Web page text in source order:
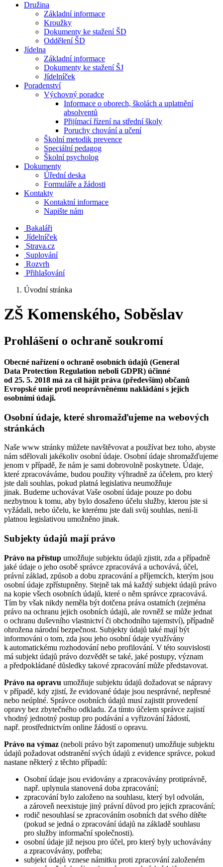
Družina
Základní informace
Kroužky
Dokumenty ke stažení ŠD
Oddělení ŠD
Jídelna
Základní informace
Dokumenty ke stažení ŠJ
Jídelníček
Poradenství
Výchovný poradce
Informace o oborech, školách a uplatnění
absolventů
Přijímací řízení na střední školy
Poruchy chování a učení
Školní metodik prevence
Speciální pedagog
Školní psycholog
Dokumenty
Úřední deska
Formuláře a žádosti
Kontakty
Kontaktní informace
Napište nám
Bakaláři
Jídelníček
Strava.cz
Suplování
Rozvrh
Přihlašování
Úvodní stránka
ZŠ Komenského, Soběslav
Prohlášení o ochraně soukromí
Obecné nařízení o ochraně osobních údajů (General
Data Protection Regulation neboli GDPR) účinné
od 25. 5. 2018 má za cíl hájit práva (především) občanů
Evropské unie proti neoprávněnému nakládání s jejich
osobními údaji.
Osobní údaje, které shromažďujeme na webových
stránkách
Naše www stránky můžete navštěvovat a používat bez toho, abyste
nám sdělovali jakékoliv osobní údaje. Osobní údaje shromažďujeme
jenom v případě, že nám je sami dobrovolně poskytnete. Údaje,
které zpracováváme, budou použity výhradně za účelem, pro který
jste dali souhlas, pokud platná legislativa neumožňuje
jinak. Budeme uchovávat Vaše osobní údaje pouze po dobu
nezbytnou k tomu, aby bylo dosaženo účelu služby, kterou jste si
vyžádali, nebo účelu, ke kterému jste dali svůj souhlas, není-li
platnou legislativou umožněno jinak.
Subjekty údajů mají právo
Právo na přístup umožňuje subjektu údajů zjistit, zda a případně
jaké údaje o jeho osobě správce zpracovává a uchovává, účel,
právní základ, způsob a dobu zpracování a příjemcích, kterým jsou
osobní údaje zpřístupněny. Stejně tak má každý subjekt údajů právo
na kopie všech osobních údajů, které o něm správce zpracovává.
Tím by však nikdy neměla být dotčena práva ostatních (zejména
právo na ochranu jejich osobních údajů, ale rovněž se může jednat
o ochranu duševního vlastnictví či obchodního tajemství), případně
ohrožena národní bezpečnost. Subjekty údajů také mají být
informováni o tom, zda jsou jeho osobní údaje využívány
k automatickému rozhodování nebo profilování. V této souvislosti
má subjekt údajů právo dozvědět se také, jaké postupy, význam
a předpokládané důsledky takové zpracování může představovat.
Právo na opravu umožňuje subjektu údajů dožadovat se nápravy
v případě, kdy zjistí, že evidované údaje jsou nesprávné, nepřesné
nebo neúplné. Správce osobních údajů musí zajistit provedení
opravy bez zbytečného odkladu. Za tímto účelem správce zajistí
vhodný jednotný postup pro podávání a vyřizování žádostí,
např. prostřednictvím online žádostí o opravu.
Právo na výmaz (neboli právo být zapomenut) umožňuje subjektu
údajů požadovat odstranění svých údajů z evidence správce, pokud
nastane některý z těchto případů:
Osobní údaje jsou evidovány a zpracovávány protiprávně,
např. uplynula stanovená doba zpracování;
zpracování bylo založeno na souhlasu, který byl odvolán,
a zároveň neexistuje jiný právní důvod pro jejich zpracování;
rodič nesouhlasí se zpracováním osobních dat svého dítěte
(pokud se jedná o zpracování údajů na základě souhlasu
pro služby informační společnosti).
osobní údaje již nejsou pro účel, pro který byly uchovávány
a zpracovávány, potřeba;
subjekt údajů vznese námitku proti zpracování založeném